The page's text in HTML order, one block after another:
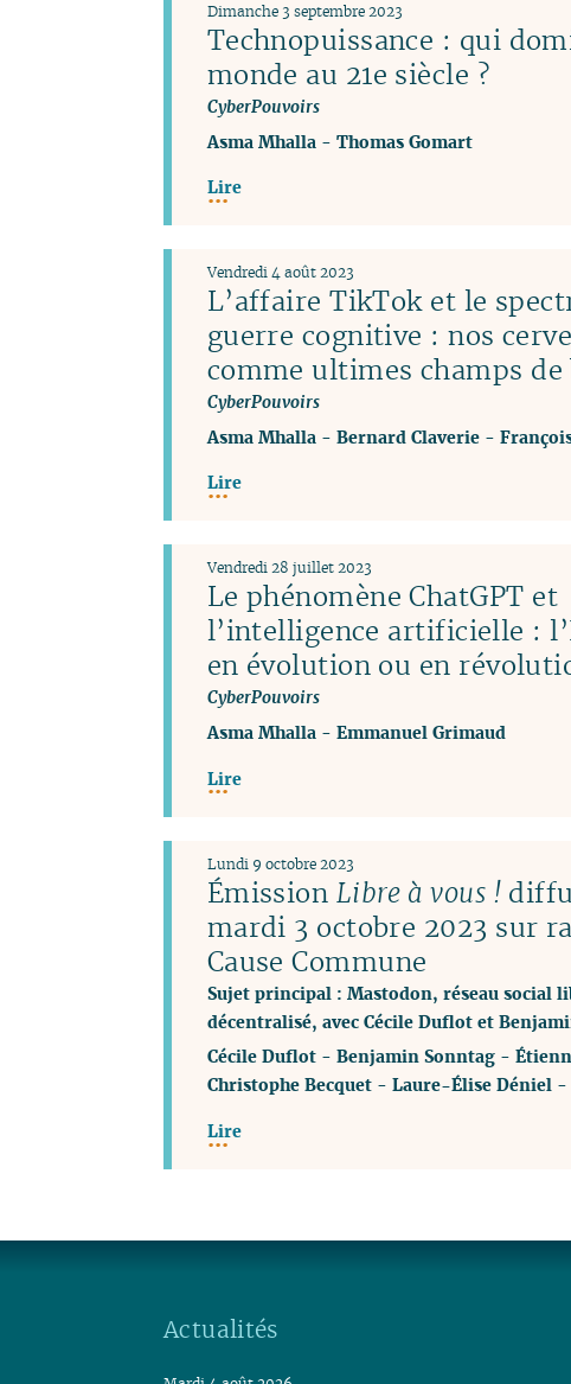
Technopuissance : qui
monde au 21e siècle ?
CyberPouvoirs
Dimanche 3 septembre 2023
Asma Mhalla - Thomas Gomart
Lire
L’affaire TikTok et le
guerre cognitive : nos
comme ultimes champs de
CyberPouvoirs
Vendredi 4 août 2023
Asma Mhalla- Bernard Claverie-
Lire
Le phénomène ChatGPT et
l’intelligence artificielle :
en évolution ou en
CyberPouvoirs
Vendredi 28 juillet 2023
Asma Mhalla- Emmanuel Grimaud
Lire
Émission Libre à vous !
mardi 3 octobre 2023 sur
Cause Commune
Sujet principal : Mastodon, réseau social
décentralisé, avec Cécile Duflot et
Lundi 9 octobre 2023
Cécile Duflot- Benjamin Sonntag-
Christophe Becquet- Laure-Élise Déniel-
Lire
Actualités